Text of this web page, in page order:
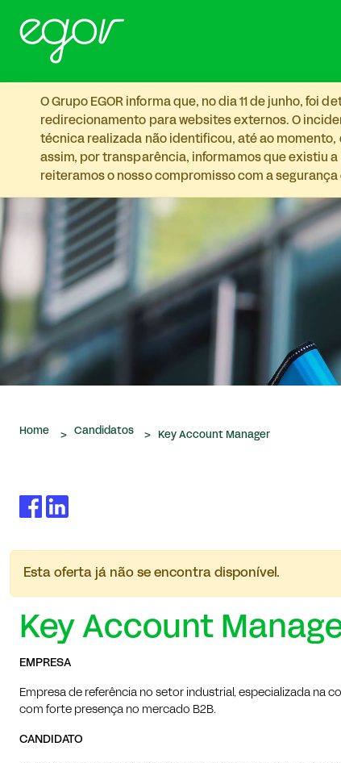
O Grupo EGOR informa que, no dia 11 de junho,
redirecionamento para websites externos. O
técnica realizada não identificou, até ao
assim, por transparência, informamos que existiu
reiteramos o nosso compromisso com a
Home > Candidatos > Key Account Manager
Esta oferta já não se encontra disponível.
Key Account
EMPRESA
Empresa de referência no setor industrial, especializada na
com forte presença no mercado B2B.
CANDIDATO